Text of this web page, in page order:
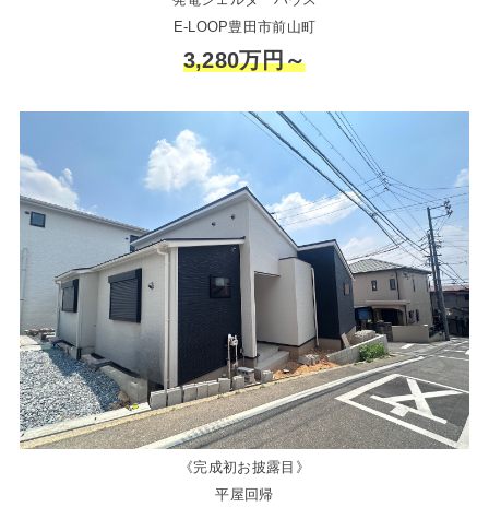
E-LOOP豊田市前山町
3,280万円～
《完成初お披露目》
平屋回帰